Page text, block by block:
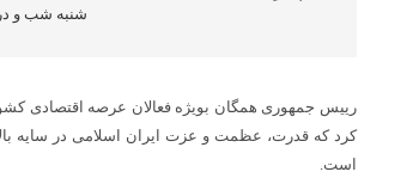
شنبه شب و
رییس جمهوری همگان بویژه فعالان عرصه اقتصادی
کرد که قدرت، عظمت و عزت ایران اسلامی در سایه
است.